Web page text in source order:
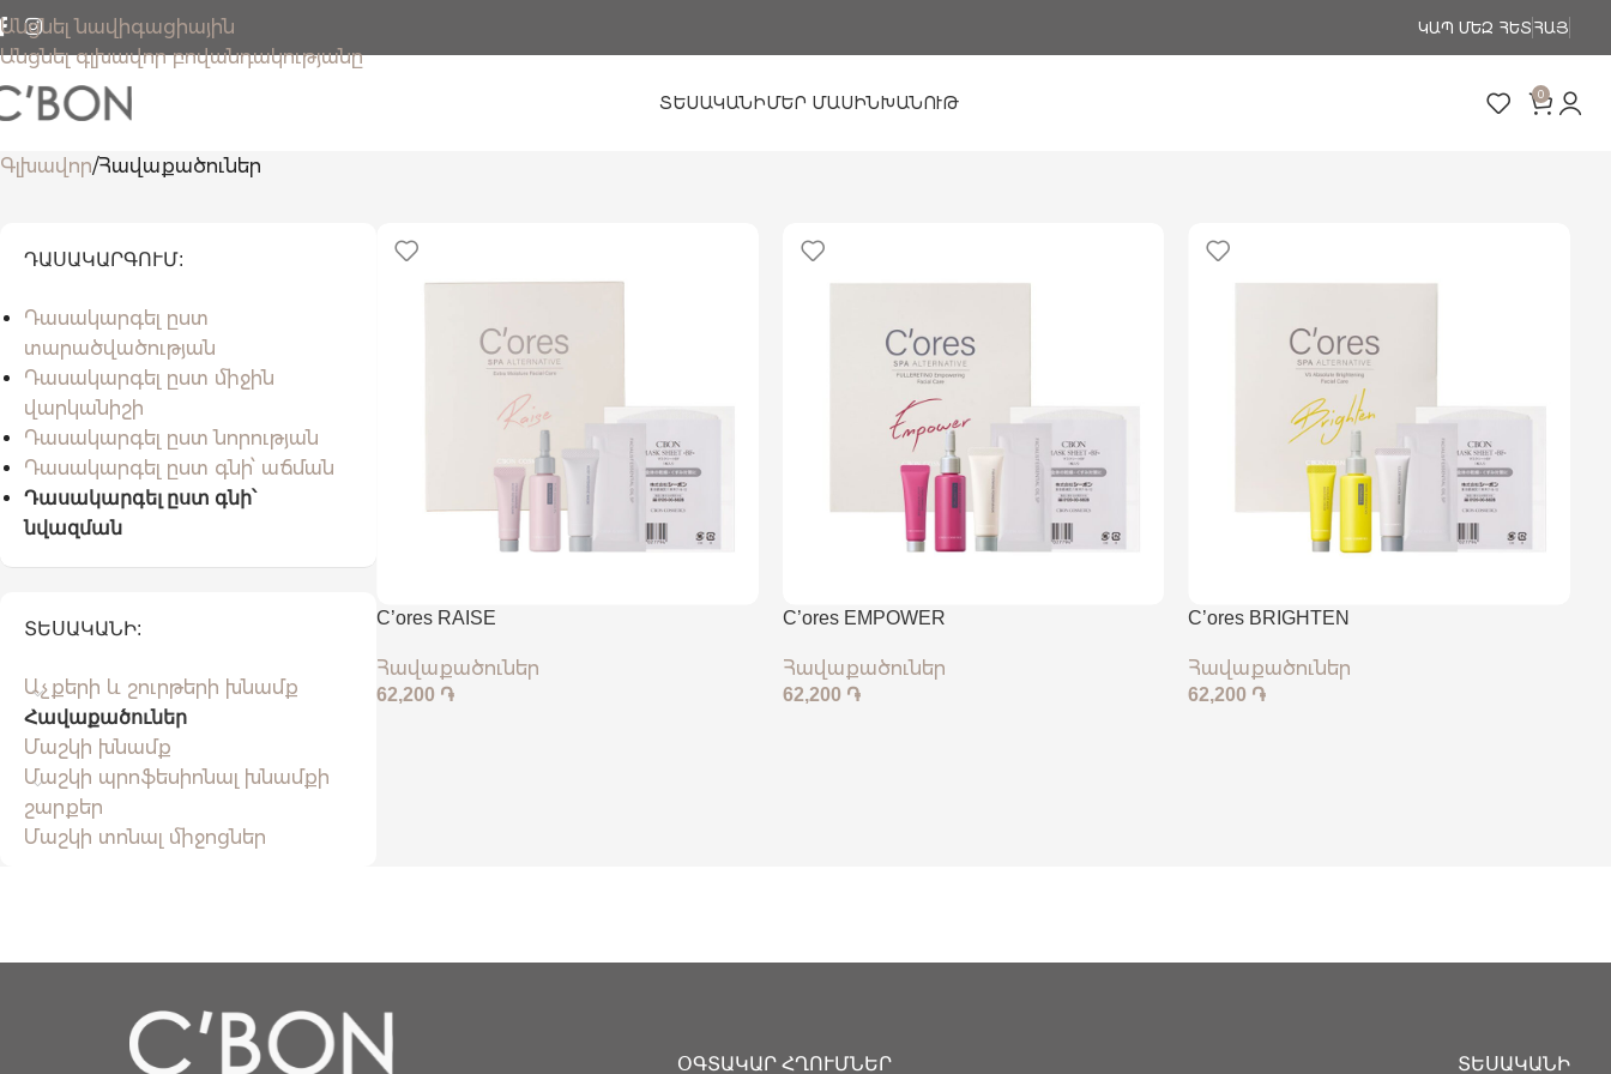
Անցնել նավիգացիային
Անցնել գլխավոր բովանդակությանը
ԿԱՊ ՄԵԶ ՀԵՏՀԱՅ
ՏԵՍԱԿԱՆԻՄԵՐ ՄԱՍԻՆԽԱՆՈՒԹ 0
Գլխավոր Հավաքածուներ
ԴԱՍԱԿԱՐԳՈՒՄ:
Դասակարգել ըստ
տարածվածության
Դասակարգել ըստ միջին
վարկանիշի
Դասակարգել ըստ նորության
Դասակարգել ըստ գնի՝ աճման
Դասակարգել ըստ գնի՝
նվազման
ՏԵՍԱԿԱՆԻ:
Աչքերի և շուրթերի խնամք
Հավաքածուներ
Մաշկի խնամք
Մաշկի պրոֆեսիոնալ խնամքի
շարքեր
Մաշկի տոնալ միջոցներ
C’ores RAISE
Հավաքածուներ
62,200 ֏
C’ores EMPOWER
Հավաքածուներ
62,200 ֏
C’ores BRIGHTEN
Հավաքածուներ
62,200 ֏
ՕԳՏԱԿԱՐ ՀՂՈՒՄՆԵՐ ՏԵՍԱԿԱՆԻ